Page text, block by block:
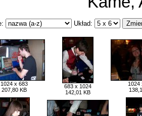
Układ:
1024 x 683
207,80 KB
683 x 1024
142,01 KB
1024